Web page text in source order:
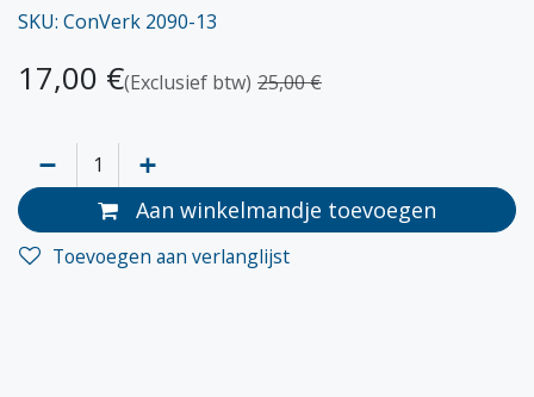
SKU: ConVerk 2090-13
17,00 €(Exclusief btw) 25,00€
Aan winkelmandje toevoegen
Toevoegen aan verlanglijst